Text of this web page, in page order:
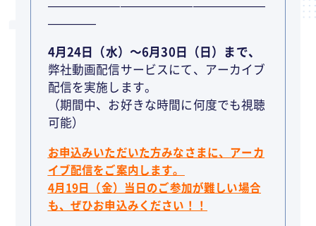
——————————————————
————
4月24日（水）～6月30日（日）まで、
弊社動画配信サービスにて、アーカイブ
配信を実施します。
（期間中、お好きな時間に何度でも視聴
可能）
お申込みいただいた方みなさまに、アーカ
イブ配信をご案内します。
4月19日（金）当日のご参加が難しい場合
も、ぜひお申込みください！！